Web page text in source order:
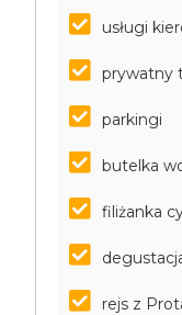
usługi
prywatny
parkingi
butelka
filiżanka
rejs z